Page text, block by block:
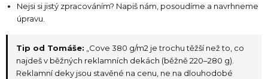
Nejsi si jistý zpracováním? Napiš nám, posoudíme a navrhneme
úpravu.
Tip od Tomáše: „Cove 380 g/m2 je trochu těžší než to, co
najdeš v běžných reklamních dekách (běžně 220–280 g).
Reklamní deky jsou stavěné na cenu, ne na dlouhodobé